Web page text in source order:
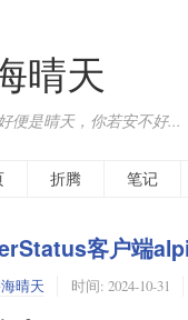
晴天
便是晴天，你若安不好...
折腾 笔记
客户端
晴天 时间: 2024-10-31